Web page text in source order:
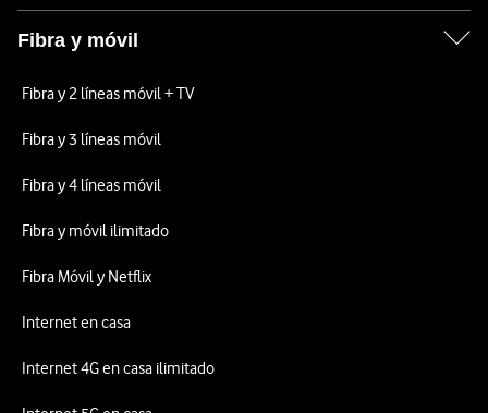
Fibra y móvil
Fibra y 2 líneas móvil + TV
Fibra y 3 líneas móvil
Fibra y 4 líneas móvil
Fibra y móvil ilimitado
Fibra Móvil y Netflix
Internet en casa
Internet 4G en casa ilimitado